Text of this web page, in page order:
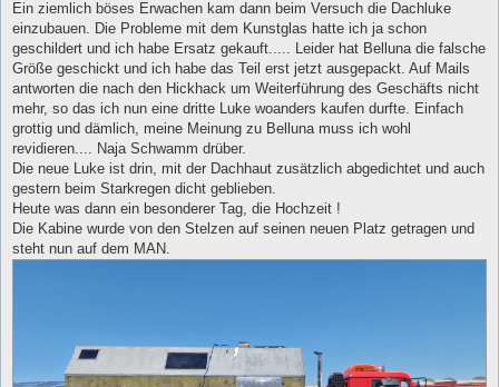
Ein ziemlich böses Erwachen kam dann beim Versuch die Dachluke
einzubauen. Die Probleme mit dem Kunstglas hatte ich ja schon
geschildert und ich habe Ersatz gekauft..... Leider hat Belluna die falsche
Größe geschickt und ich habe das Teil erst jetzt ausgepackt. Auf Mails
antworten die nach den Hickhack um Weiterführung des Geschäfts nicht
mehr, so das ich nun eine dritte Luke woanders kaufen durfte. Einfach
grottig und dämlich, meine Meinung zu Belluna muss ich wohl
revidieren.... Naja Schwamm drüber.
Die neue Luke ist drin, mit der Dachhaut zusätzlich abgedichtet und auch
gestern beim Starkregen dicht geblieben.
Heute was dann ein besonderer Tag, die Hochzeit !
Die Kabine wurde von den Stelzen auf seinen neuen Platz getragen und
steht nun auf dem MAN.